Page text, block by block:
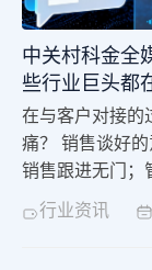
中关村科金全
些行业巨头都
在与客户对接的
痛？ 销售谈好
销售跟进无门；
零散的Excel表
产，正沉睡在孤
行业资讯